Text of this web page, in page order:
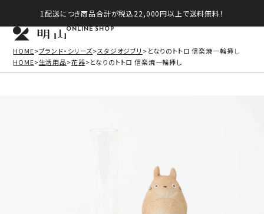
1配送につき商品合計が税込22,000円以上で送料無料！
ONLINE SHOP
HOME ブランド・シリーズ スタジオジブリ
となりのトトロ 信楽焼一輪挿し
HOME
生活用品 花器 となりのトトロ 信楽焼一輪挿し